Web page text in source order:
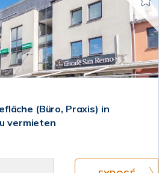
(Büro, Praxis) in
vermieten